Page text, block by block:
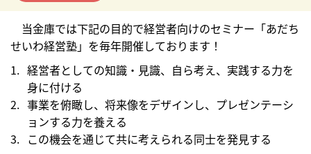
当金庫では下記の目的で経営者向けのセミナー「あだち
せいわ経営塾」を毎年開催しております！
経営者としての知識・見識、自ら考え、実践する力を
身に付ける
事業を俯瞰し、将来像をデザインし、プレゼンテーシ
ョンする力を養える
この機会を通じて共に考えられる同士を発見する